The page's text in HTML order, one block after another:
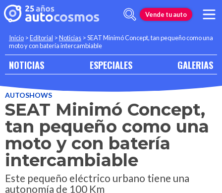
Vende tu auto
Inicio >Editorial >Noticias >SEAT Minimó Concept, tan pequeño como una
moto y con batería intercambiable
NOTICIAS ESPECIALES GALERIAS
AUTOSHOWS
SEAT Minimó Concept,
tan pequeño como una
moto y con batería
intercambiable
Este pequeño eléctrico urbano tiene una
autonomía de 100 Km